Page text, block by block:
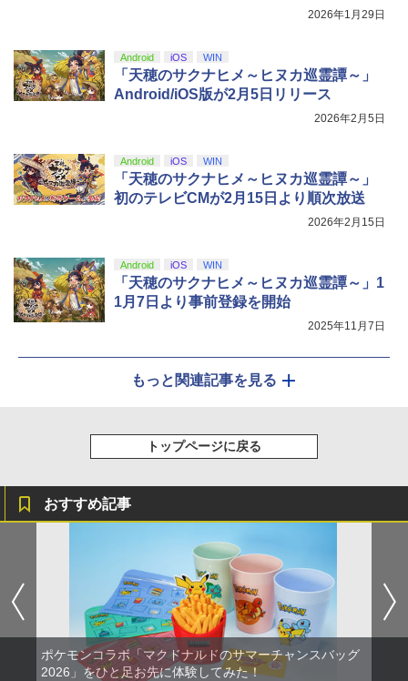
【Amazon.co.jp限定】劇場版モノノ怪
剣、十翼より来たる！スタジオ描き下ろ
しイラストボード付) [DVD]
2026年1月29日
Android iOS WIN
「天穂のサクナヒメ～ヒヌカ巡霊譚～」
Android/iOS版が2月5日リリース
2026年2月5日
Android iOS WIN
「天穂のサクナヒメ～ヒヌカ巡霊譚～」
初のテレビCMが2月15日より順次放送
2026年2月15日
Android iOS WIN
「天穂のサクナヒメ～ヒヌカ巡霊譚～」1
1月7日より事前登録を開始
2025年11月7日
もっと関連記事を見る
トップページに戻る
おすすめ記事
ポケモンコラボ「マクドナルドのサマーチャンスバッグ
2026」をひと足お先に体験してみた！